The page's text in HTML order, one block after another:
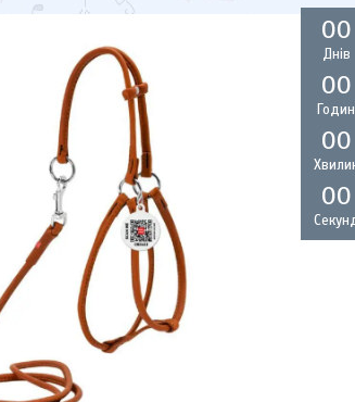
00
Днів
00
Годин
00
00